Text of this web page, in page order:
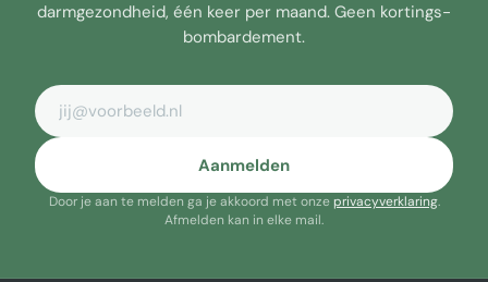
darmgezondheid, één keer per maand. Geen kortings-
bombardement.
E-mailadres
Aanmelden
Door je aan te melden ga je akkoord met onzeprivacyverklaring.
Afmelden kan in elke mail.